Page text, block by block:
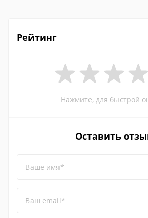
Рейтинг
Нажмите, для быстрой
Оставить
Ваше имя*
Ваш email*